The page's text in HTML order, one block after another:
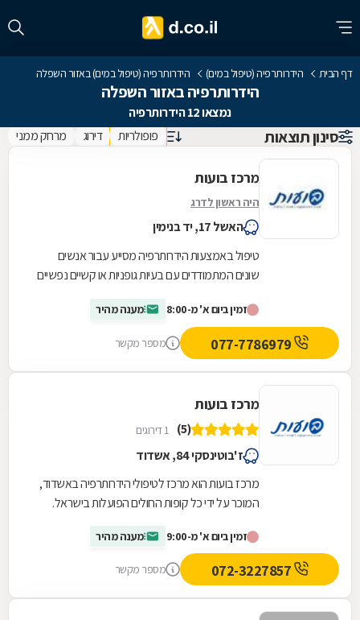
דף הבית הידרותרפיה (טיפול במים) הידרותרפיה (טיפול במים) באזור השפלה
הידרותרפיה באזור השפלה
נמצאו 12 הידרותרפיה
סינון תוצאות פופולריות דירוג מרחק ממני
מרכז בועות
היה ראשון לדרג
האשל 17, יד בנימין
טיפול באמצעות הידרותרפיה מסייע עבור אנשים
שונים המתמודדים עם בעיות גופניות או קשיים נפשיים
זמין ביום א' מ-8:00 מענה מהיר
מספר מקשר
מרכז בועות
(5) 1 דירוגים
ז'בוטינסקי 84, אשדוד
מרכז בועות הוא מרכז לטיפולי הידרותרפיה באשדוד,
המוכר על ידי כל קופות החולים הפועלות בישראל.
זמין ביום א' מ-9:00 מענה מהיר
מספר מקשר